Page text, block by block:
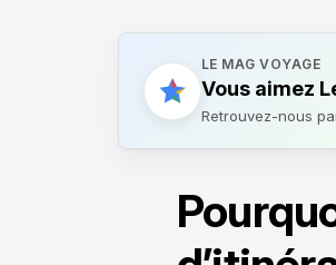
LE MAG VOYAGE
Vous aimez
Retrouvez-nous